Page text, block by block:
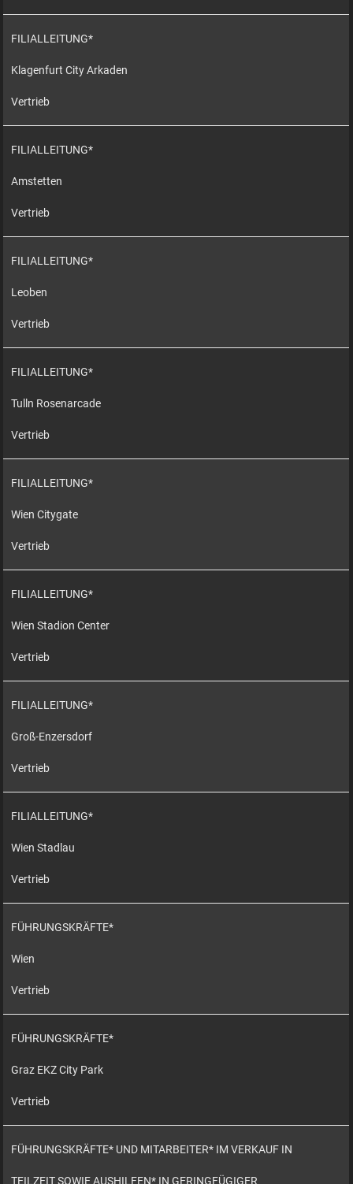
FILIALLEITUNG*
Klagenfurt City Arkaden
Vertrieb
FILIALLEITUNG*
Amstetten
Vertrieb
FILIALLEITUNG*
Leoben
Vertrieb
FILIALLEITUNG*
Tulln Rosenarcade
Vertrieb
FILIALLEITUNG*
Wien Citygate
Vertrieb
FILIALLEITUNG*
Wien Stadion Center
Vertrieb
FILIALLEITUNG*
Groß-Enzersdorf
Vertrieb
FILIALLEITUNG*
Wien Stadlau
Vertrieb
FÜHRUNGSKRÄFTE*
Wien
Vertrieb
FÜHRUNGSKRÄFTE*
Graz EKZ City Park
Vertrieb
FÜHRUNGSKRÄFTE* UND MITARBEITER* IM VERKAUF IN
TEILZEIT SOWIE AUSHILFEN* IN GERINGFÜGIGER